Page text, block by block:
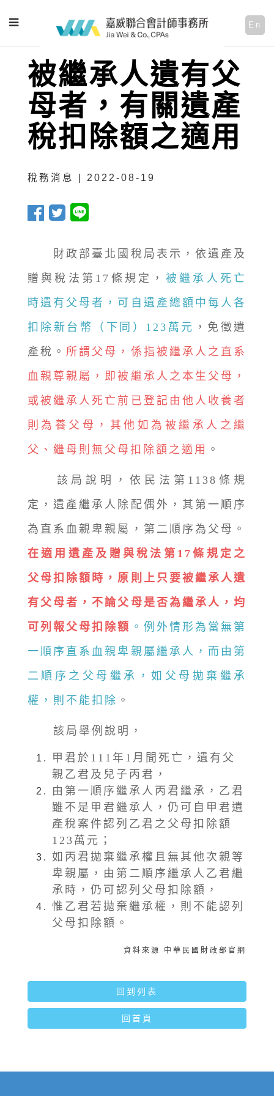
En
被繼承人遺有父
母者，有關遺產
稅扣除額之適用
稅務消息 | 2022-08-19
財政部臺北國稅局表示，依遺產及
贈與稅法第17條規定， 被繼承人死亡
時遺有父母者，可自遺產總額中每人各
扣除新台幣（下同）123萬元 ，免徵遺
產稅。 所謂父母，係指被繼承人之直系
血親尊親屬，即被繼承人之本生父母，
或被繼承人死亡前已登記由他人收養者
則為養父母，其他如為被繼承人之繼
父、繼母則無父母扣除額之適用 。
該局說明，依民法第1138條規
定，遺產繼承人除配偶外，其第一順序
為直系血親卑親屬，第二順序為父母。
在適用遺產及贈與稅法第17條規定之
父母扣除額時，原則上只要被繼承人遺
有父母者，不論父母是否為繼承人，均
可列報父母扣除額 。例外情形為當無第
一順序直系血親卑親屬繼承人，而由第
二順序之父母繼承，如父母拋棄繼承
權，則不能扣除 。
該局舉例說明，
甲君於111年1月間死亡，遺有父
親乙君及兒子丙君，
由第一順序繼承人丙君繼承，乙君
雖不是甲君繼承人，仍可自甲君遺
產稅案件認列乙君之父母扣除額
123萬元；
如丙君拋棄繼承權且無其他次親等
卑親屬，由第二順序繼承人乙君繼
承時，仍可認列父母扣除額，
惟乙君若拋棄繼承權，則不能認列
父母扣除額。
資料來源 中華民國財政部官網
回到列表
回首頁